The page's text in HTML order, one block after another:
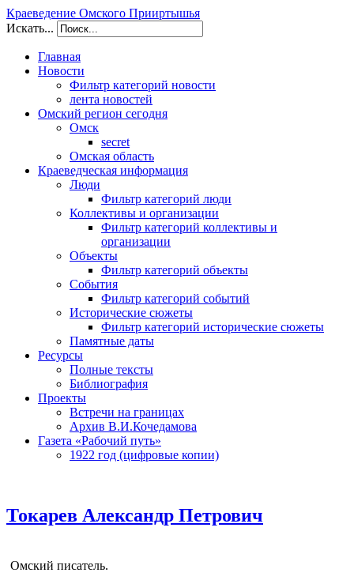
Краеведение Омского Прииртышья
Искать...
Главная
Новости
Фильтр категорий новости
лента новостей
Омский регион сегодня
Омск
secret
Омская область
Краеведческая информация
Люди
Фильтр категорий люди
Коллективы и организации
Фильтр категорий коллективы и
организации
Объекты
Фильтр категорий объекты
События
Фильтр категорий событий
Исторические сюжеты
Фильтр категорий исторические сюжеты
Памятные даты
Ресурсы
Полные тексты
Библиография
Проекты
Встречи на границах
Архив В.И.Кочедамова
Газета «Рабочий путь»
1922 год (цифровые копии)
Токарев Александр Петрович
Омский писатель.